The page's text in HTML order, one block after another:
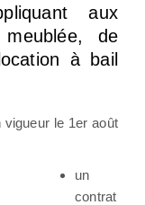
aux
de
à bail
le 1er août
un
contrat